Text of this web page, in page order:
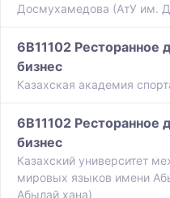
Досмухамедова (АтУ им.
6B11102 Ресторанное
бизнес
Казахская академия
6B11102 Ресторанное
бизнес
Казахский университет
мировых языков имени
Абылай хана)